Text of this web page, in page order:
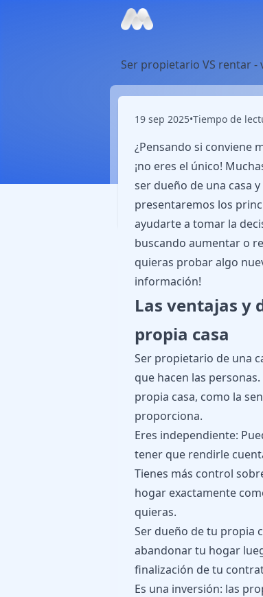
Ser propietario VS rentar -
19 sep 2025•Tiempo de
¿Pensando si conviene
¡no eres el único!
ser dueño de una casa
presentaremos los
ayudarte a tomar la
buscando aumentar o
quieras probar algo
información!
Las ventajas y
propia casa
Ser propietario de una
que hacen las
propia casa, como la
proporciona.
Eres independiente:
tener que rendirle
Tienes más control
hogar exactamente
quieras.
Ser dueño de tu propia
abandonar tu hogar
finalización de tu
Es una inversión: las